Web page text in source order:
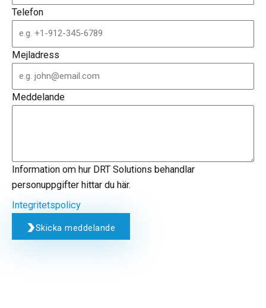
Telefon
Mejladress
Meddelande
Information om hur DRT Solutions behandlar
personuppgifter hittar du här.
Integritetspolicy
Skicka meddelande